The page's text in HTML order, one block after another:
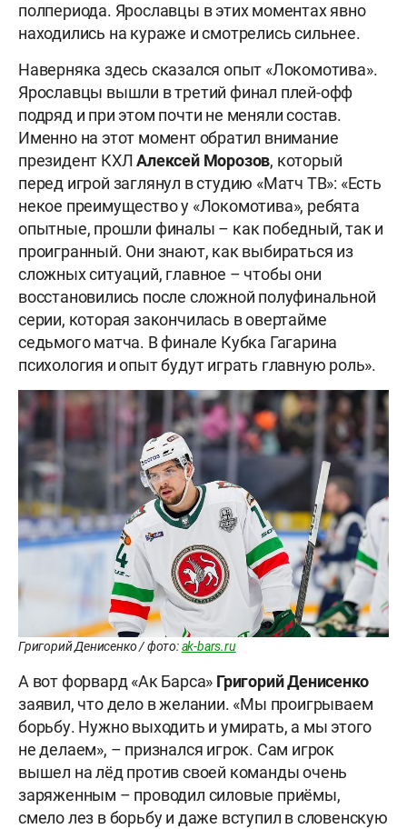
полпериода. Ярославцы в этих моментах явно
находились на кураже и смотрелись сильнее.
Наверняка здесь сказался опыт «Локомотива».
Ярославцы вышли в третий финал плей-офф
подряд и при этом почти не меняли состав.
Именно на этот момент обратил внимание
президент КХЛАлексей Морозов, который
перед игрой заглянул в студию «Матч ТВ»: «Есть
некое преимущество у «Локомотива», ребята
опытные, прошли финалы – как победный, так и
проигранный. Они знают, как выбираться из
сложных ситуаций, главное – чтобы они
восстановились после сложной полуфинальной
серии, которая закончилась в овертайме
седьмого матча. В финале Кубка Гагарина
психология и опыт будут играть главную роль».
Григорий Денисенко / фото:ak-bars.ru
А вот форвард «Ак Барса» Григорий Денисенко
заявил, что дело в желании. «Мы проигрываем
борьбу. Нужно выходить и умирать, а мы этого
не делаем», – признался игрок. Сам игрок
вышел на лёд против своей команды очень
заряженным – проводил силовые приёмы,
смело лез в борьбу и даже вступил в словенскую